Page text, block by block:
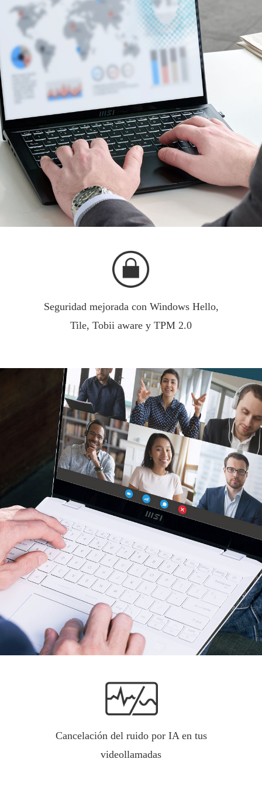
Seguridad mejorada con Windows Hello,
Tile, Tobii aware y TPM 2.0
Cancelación del ruido por IA en tus
videollamadas